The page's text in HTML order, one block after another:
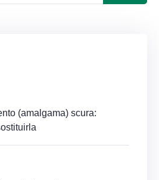
(amalgama) scura: